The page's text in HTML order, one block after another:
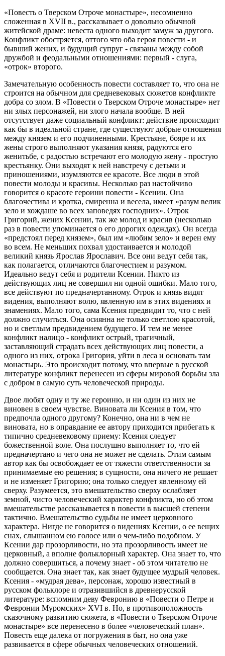
«Повесть о Тверском Отроче монастыре», несомненно
сложенная в XVII в., рассказывает о довольно обычной
житейской драме: невеста одного выходит замуж за другого.
Конфликт обостряется, оттого что оба героя повести - и
бывший жених, и будущий супруг - связаны между собой
дружбой и феодальными отношениями: первый - слуга,
«отрок» второго.
Замечательную особенность повести составляет то, что она не
строится на обычном для средневековых сюжетов конфликте
добра со злом. В «Повести о Тверском Отроче монастыре» нет
ни злых персонажей, ни злого начала вообще. В ней
отсутствует даже социальный конфликт: действие происходит
как бы в идеальной стране, где существуют добрые отношения
между князем и его подчиненными. Крестьяне, бояре и их
жены строго выполняют указания князя, радуются его
женитьбе, с радостью встречают его молодую жену - простую
крестьянку. Они выходят к ней навстречу с детьми и
приношениями, изумляются ее красоте. Все люди в этой
повести молоды и красивы. Несколько раз настойчиво
говорится о красоте героини повести - Ксении. Она
благочестива и кротка, смиренна и весела, имеет «разум велик
зело и хождаше во всех заповедях господних». Отрок
Григорий, жених Ксении, так же молод и красив (несколько
раз в повести упоминается о его дорогих одеждах). Он всегда
«предстоял перед князем», был им «любим зело» и верен ему
во всем. Не меньших похвал удостаивается и молодой
великий князь Ярослав Ярославич. Все они ведут себя так,
как полагается, отличаются благочестием и разумом.
Идеально ведут себя и родители Ксении. Никто из
действующих лиц не совершил ни одной ошибки. Мало того,
все действуют по предначертанному. Отрок и князь видят
видения, выполняют волю, явленную им в этих видениях и
знамениях. Мало того, сама Ксения предвидит то, что с ней
должно случиться. Она осиянна не только светлою красотой,
но и светлым предвидением будущего. И тем не менее
конфликт налицо - конфликт острый, трагичный,
заставляющий страдать всех действующих лиц повести, а
одного из них, отрока Григория, уйти в леса и основать там
монастырь. Это происходит потому, что впервые в русской
литературе конфликт перенесен из сферы мировой борьбы зла
с добром в самую суть человеческой природы.
Двое любят одну и ту же героиню, и ни один из них не
виновен в своем чувстве. Виновата ли Ксения в том, что
предпочла одного другому? Конечно, она ни в чем не
виновата, но в оправдание ее автору приходится прибегать к
типично средневековому приему: Ксения следует
божественной воле. Она послушно выполняет то, что ей
предначертано и чего она не может не сделать. Этим самым
автор как бы освобождает ее от тяжести ответственности за
принимаемые ею решения; в сущности, она ничего не решает
и не изменяет Григорию; она только следует явленному ей
сверху. Разумеется, это вмешательство сверху ослабляет
земной, чисто человеческий характер конфликта, но об этом
вмешательстве рассказывается в повести в высшей степени
тактично. Вмешательство судьбы не имеет церковного
характера. Нигде не говорится о видениях Ксении, о ее вещих
снах, слышанном ею голосе или о чем-либо подобном. У
Ксении дар прозорливости, но эта прозорливость имеет не
церковный, а вполне фольклорный характер. Она знает то, что
должно совершиться, а почему знает - об этом читателю не
сообщается. Она знает так, как знает будущее мудрый человек.
Ксения - «мудрая дева», персонаж, хорошо известный в
русском фольклоре и отразившийся в древнерусской
литературе: вспомним деву Февронию в «Повести о Петре и
Февронии Муромских» XVI в. Но, в противоположность
сказочному развитию сюжета, в «Повести о Тверском Отроче
монастыре» все перенесено в более «человеческий план».
Повесть еще далека от погружения в быт, но она уже
развивается в сфере обычных человеческих отношений.